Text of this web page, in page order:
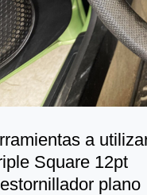
a
Square 12pt
plano